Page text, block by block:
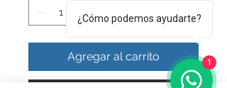
Agregar al carrito
¿Cómo podemos ayudarte?
1